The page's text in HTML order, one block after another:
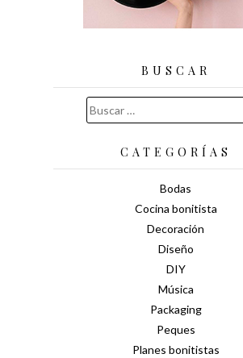
BUSCAR
Buscar:
CATEGORÍAS
Bodas
Cocina bonitista
Decoración
Diseño
DIY
Música
Packaging
Peques
Planes bonitistas